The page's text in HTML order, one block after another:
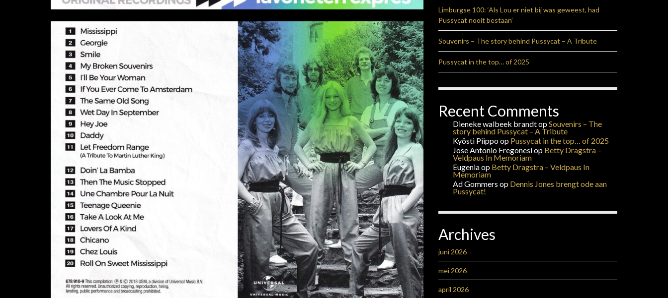
Limburgse 100: ‘Als Lou er niet bij was geweest, had
Pussycat nooit bestaan’
Souvenirs – The story behind Pussycat – A Tribute
Pussycat in the top… of 2025
Recent Comments
Dieneke walbeek brandtopSouvenirs – The
story behind Pussycat – A Tribute
Kyösti Piippoop Pussycat in the top… of 2025
Jose Antonio Fregonesiop Betty Dragstra –
Veldpaus In Memoriam
Eugeniaop Betty Dragstra – Veldpaus In
Memoriam
Ad Gommers op Dennis Jones brengt ode aan
Pussycat!
Archives
juni 2026
mei 2026
april 2026